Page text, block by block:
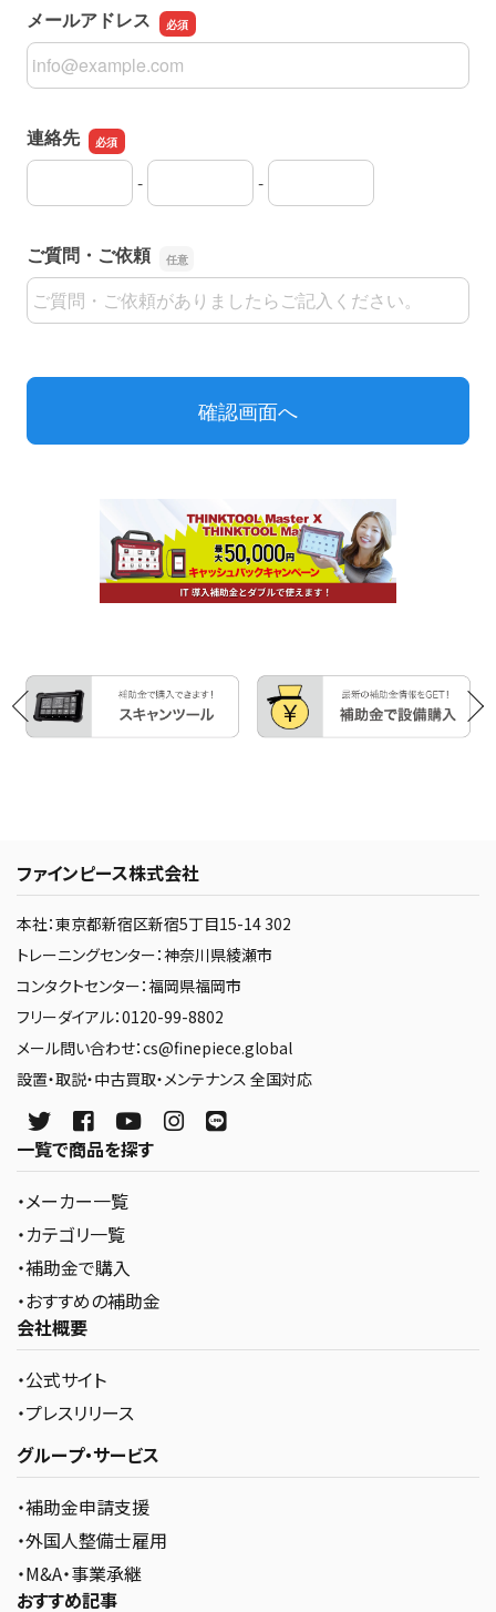
ファインピース株式会社
本社：東京都新宿区新宿5丁目15-14 302
トレーニングセンター：神奈川県綾瀬市
コンタクトセンター：福岡県福岡市
フリーダイアル：0120-99-8802
メール問い合わせ：cs@finepiece.global
設置・取説・中古買取・メンテナンス 全国対応
一覧で商品を探す
・メーカー一覧
・カテゴリ一覧
・補助金で購入
・おすすめの補助金
会社概要
・公式サイト
・プレスリリース
グループ・サービス
・補助金申請支援
・外国人整備士雇用
・M&A・事業承継
おすすめ記事